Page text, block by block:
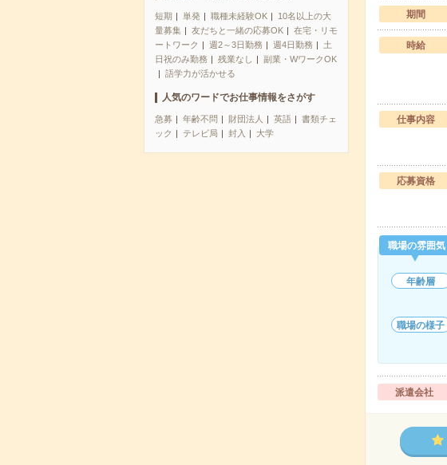
短期 単発 職種未経験OK
10名以上の大
量募集
友だちと一緒の応募OK
在宅・リモ
ートワーク
週2～3日勤務 週4日勤務
土
日祝のみ勤務
残業なし
副業・WワークOK
語学力が活かせる
人気のワードでお仕事情報をさがす
急募 年齢不問 財団法人 英語
書類チェ
ック
テレビ局 封入 大学
期間
時給
仕事内容
応募資格
職場の雰囲気
年齢層
職場の様子
派遣会社